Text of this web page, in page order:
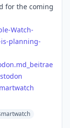
for the coming
Watch-
planning-